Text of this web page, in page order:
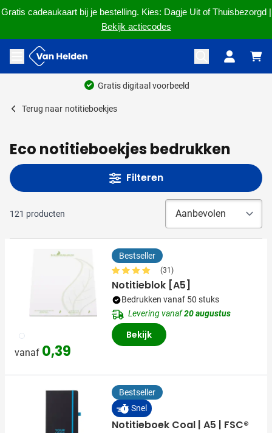
Gratis cadeaukaart bij je bestelling. Kies: Dagje Uit of Thuisbezorgd |
Bekijk actiecodes
Ga naar de inhoud
Menu openen
Ruim 60 jaar ervaring
Terug naar notitieboekjes
Eco notitieboekjes bedrukken
Filteren
121 producten
002
vanaf 0,39
Bestseller
(31)
Notitieblok [A5]
Bedrukken vanaf 50 stuks
Levering vanaf20 augustus
Bekijk
Bestseller
Snel
Notitieboek Coal | A5 | FSC®